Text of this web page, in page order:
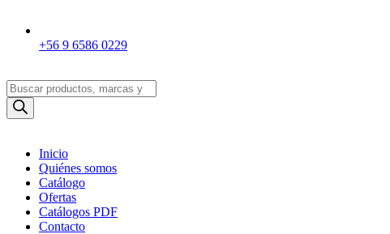
+56 9 6586 0229
Búsqueda
de
productos
Inicio
Quiénes somos
Catálogo
Ofertas
Catálogos PDF
Contacto